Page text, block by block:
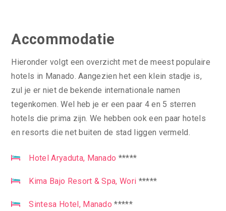
Accommodatie
Hieronder volgt een overzicht met de meest populaire
hotels in Manado. Aangezien het een klein stadje is,
zul je er niet de bekende internationale namen
tegenkomen. Wel heb je er een paar 4 en 5 sterren
hotels die prima zijn. We hebben ook een paar hotels
en resorts die net buiten de stad liggen vermeld.
Hotel Aryaduta, Manado *****
Kima Bajo Resort & Spa, Wori *****
Sintesa Hotel, Manado *****